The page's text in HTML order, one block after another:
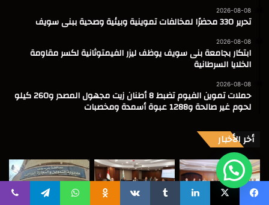
2026-08-08
تحرير 330 محضرًا لمخالفات تموينية وبيئية وصحية ببنى سويف
2026-08-08
ابتكار بجامعة بنى سويف يوظف ليزر الفيمتوثانية لكسر مقاومة
الخلايا السرطانية
2026-08-08
حملات تموين الفيوم تضبط 8 أطنان زيت مجهول المصدر و260 كيلو
لحوم غير صالحة و1288 عبوة أسمدة ومخصبات
أخر الأخبار